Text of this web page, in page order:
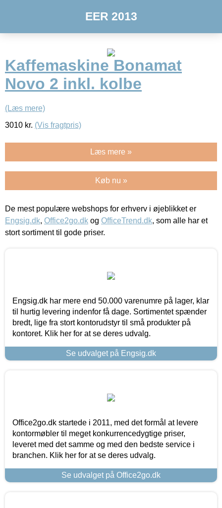
EER 2013
Kaffemaskine Bonamat
Novo 2 inkl. kolbe
(Læs mere)
3010 kr. (Vis fragtpris)
Læs mere »
Køb nu »
De mest populære webshops for erhverv i øjeblikket er
Engsig.dk, Office2go.dk og OfficeTrend.dk, som alle har et
stort sortiment til gode priser.
Engsig.dk har mere end 50.000 varenumre på lager, klar
til hurtig levering indenfor få dage. Sortimentet spænder
bredt, lige fra stort kontorudstyr til små produkter på
kontoret. Klik her for at se deres udvalg.
Se udvalget på Engsig.dk
Office2go.dk startede i 2011, med det formål at levere
kontormøbler til meget konkurrencedygtige priser,
leveret med det samme og med den bedste service i
branchen. Klik her for at se deres udvalg.
Se udvalget på Office2go.dk